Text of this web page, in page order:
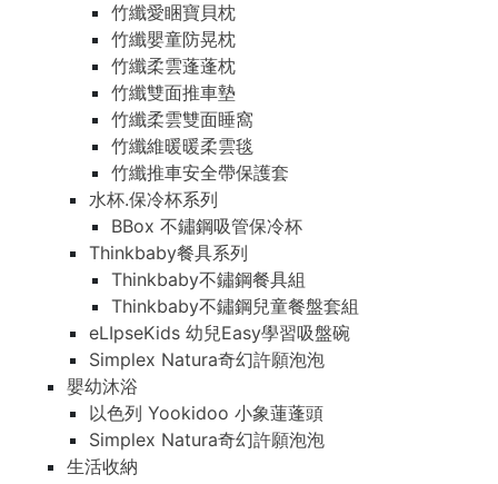
竹纖愛睏寶貝枕
竹纖嬰童防晃枕
竹纖柔雲蓬蓬枕
竹纖雙面推車墊
竹纖柔雲雙面睡窩
竹纖維暖暖柔雲毯
竹纖推車安全帶保護套
水杯.保冷杯系列
BBox 不鏽鋼吸管保冷杯
Thinkbaby餐具系列
Thinkbaby不鏽鋼餐具組
Thinkbaby不鏽鋼兒童餐盤套組
eLIpseKids 幼兒Easy學習吸盤碗
Simplex Natura奇幻許願泡泡
嬰幼沐浴
以色列 Yookidoo 小象蓮蓬頭
Simplex Natura奇幻許願泡泡
生活收納